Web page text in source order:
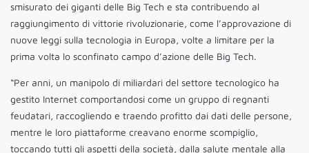
smisurato dei giganti delle Big Tech e sta contribuendo al
raggiungimento di vittorie rivoluzionarie, come l’approvazione di
nuove leggi sulla tecnologia in Europa, volte a limitare per la
prima volta lo sconfinato campo d’azione delle Big Tech.
“Per anni, un manipolo di miliardari del settore tecnologico ha
gestito Internet comportandosi come un gruppo di regnanti
feudatari, raccogliendo e traendo profitto dai dati delle persone,
mentre le loro piattaforme creavano enorme scompiglio,
toccando tutti gli aspetti della società, dalla salute mentale alla